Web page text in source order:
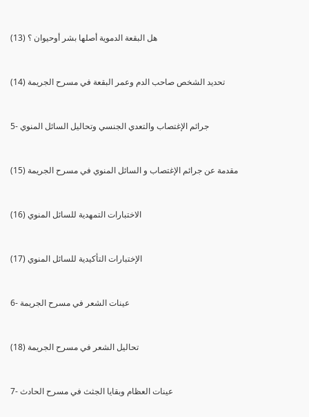
(13) هل البقعة الدموية أصلها بشر أوحيوان ؟
(14) تحديد الشخص صاحب الدم وعمر البقعة في مسرح الجريمة
5- جرائم الإغتصاب والتعدي الجنسي وتحاليل السائل المنوي
(15) مقدمة عن جرائم الإغتصاب و السائل المنوي في مسرح الجريمة
(16) الاختبارات التمهدية للسائل المنوي
(17) الإختبارات التأكيدية للسائل المنوي
6- عينات الشعر في مسرح الجريمة
(18) تحاليل الشعر في مسرح الجريمة
7- عينات العظام وبقايا الجثث في مسرح الحادث